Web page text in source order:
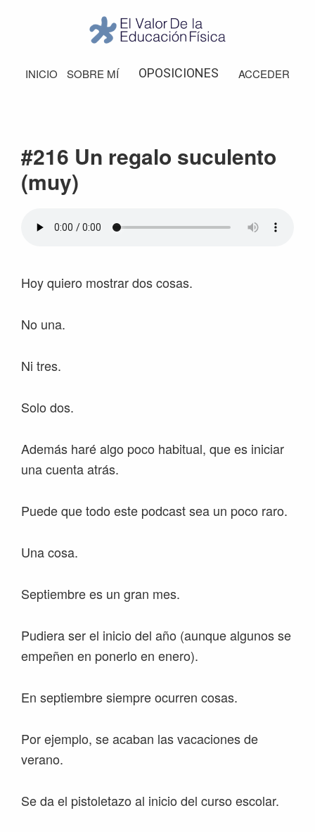
navegación
principal
barra
Valor
de
INICIO SOBRE MÍ OPOSICIONES ACCEDER
#216 Un regalo suculento
(muy)
Hoy quiero mostrar dos cosas.
No una.
Ni tres.
Solo dos.
Además haré algo poco habitual, que es iniciar
una cuenta atrás.
Puede que todo este podcast sea un poco raro.
Una cosa.
Septiembre es un gran mes.
Pudiera ser el inicio del año (aunque algunos se
empeñen en ponerlo en enero).
En septiembre siempre ocurren cosas.
Por ejemplo, se acaban las vacaciones de
verano.
Se da el pistoletazo al inicio del curso escolar.